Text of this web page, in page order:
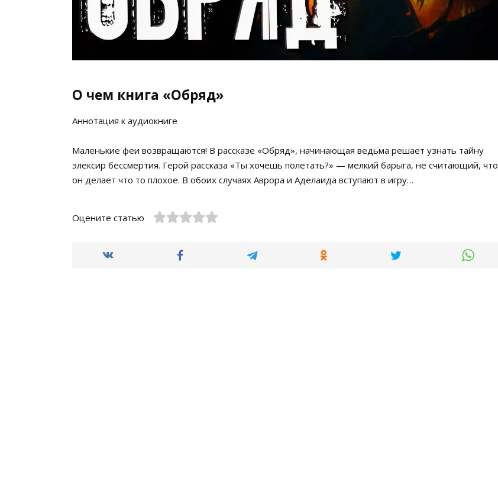
О чем книга «Обряд»
Аннотация к аудиокниге
Маленькие феи возвращаются! В рассказе «Обряд», начинающая ведьма решает узнать тайну
элексир бессмертия. Герой рассказа «Ты хочешь полетать?» — мелкий барыга, не считающий, что
он делает что то плохое. В обоих случаях Аврора и Аделаида вступают в игру…
Оцените статью